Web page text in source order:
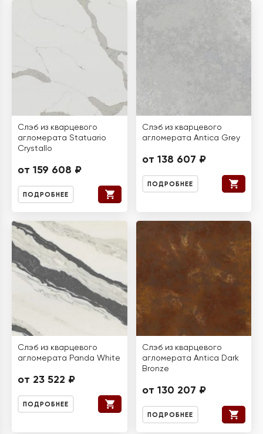
Слэб из кварцевого
агломерата Statuario
Crystallo
от 159 608 ₽
ПОДРОБНЕЕ
Слэб из кварцевого
агломерата Antica Grey
от 138 607 ₽
ПОДРОБНЕЕ
Слэб из кварцевого
агломерата Panda White
от 23 522 ₽
ПОДРОБНЕЕ
Слэб из кварцевого
агломерата Antica Dark
Bronze
от 130 207 ₽
ПОДРОБНЕЕ